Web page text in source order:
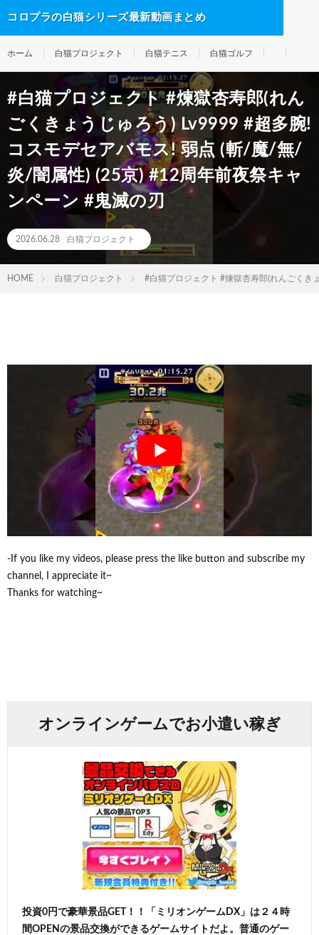
コロプラの白猫シリーズ最新動画まとめ
ホーム 白猫プロジェクト 白猫テニス 白猫ゴルフ
#白猫プロジェクト #煉獄杏寿郎(れん
ごくきょうじゅろう) Lv9999 #超多腕!
コスモデセアバモス! 弱点 (斬/魔/無/
炎/闇属性) (25京) #12周年前夜祭キャ
ンペーン #鬼滅の刃
2026.06.28 白猫プロジェクト
HOME 白猫プロジェクト #白猫プロジェクト #煉獄杏寿郎(れんごくき
-If you like my videos, please press the like button and subscribe my
channel, I appreciate it~
Thanks for watching~
オンラインゲームでお小遣い稼ぎ
投資0円で豪華景品GET！！「ミリオンゲームDX」は２４時
間OPENの景品交換ができるゲームサイトだよ。普通のゲー